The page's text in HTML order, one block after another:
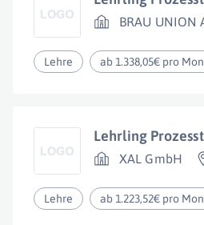
BRAU UNION
Lehre ab 1.338,05€ pro
Lehrling
XAL GmbH
Lehre ab 1.223,52€ pro